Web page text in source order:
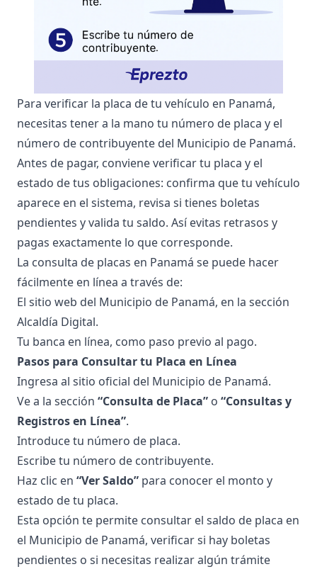
Para verificar la placa de tu vehículo en Panamá,
necesitas tener a la mano tu número de placa y el
número de contribuyente del Municipio de Panamá.
Antes de pagar, conviene verificar tu placa y el
estado de tus obligaciones: confirma que tu vehículo
aparece en el sistema, revisa si tienes boletas
pendientes y valida tu saldo. Así evitas retrasos y
pagas exactamente lo que corresponde.
La consulta de placas en Panamá se puede hacer
fácilmente en línea a través de:
El sitio web del Municipio de Panamá, en la sección
Alcaldía Digital.
Tu banca en línea, como paso previo al pago.
Pasos para Consultar tu Placa en Línea
Ingresa al sitio oficial del Municipio de Panamá.
Ve a la sección “Consulta de Placa” o “Consultas y
Registros en Línea”.
Introduce tu número de placa.
Escribe tu número de contribuyente.
Haz clic en “Ver Saldo” para conocer el monto y
estado de tu placa.
Esta opción te permite consultar el saldo de placa en
el Municipio de Panamá, verificar si hay boletas
pendientes o si necesitas realizar algún trámite